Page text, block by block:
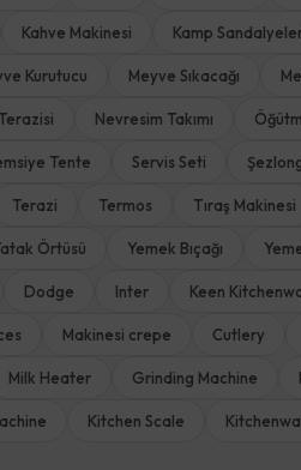
Kahve Makinesi Kamp
Kurutucu Meyve Sıkacağı
Nevresim Takımı
Tente Servis Seti
Terazi Termos Tıraş Makinesi
Örtüsü Yemek Bıçağı
Dodge Inter Keen
Makinesi crepe Cutlery
Milk Heater Grinding Machine
Kitchen Scale